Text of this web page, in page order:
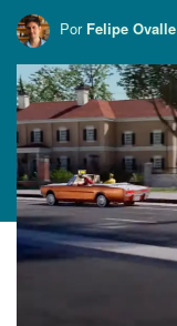
Por Felipe Ovalle